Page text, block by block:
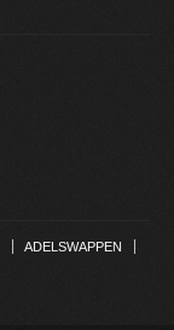
ADELSWAPPEN